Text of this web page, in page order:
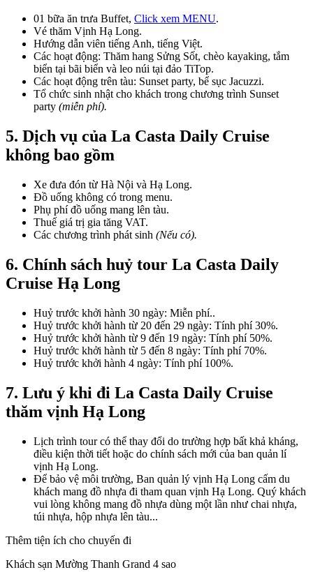
01 bữa ăn trưa Buffet, Click xem MENU.
Vé thăm Vịnh Hạ Long.
Hướng dẫn viên tiếng Anh, tiếng Việt.
Các hoạt động: Thăm hang Sửng Sốt, chèo kayaking, tắm
biển tại bãi biển và leo núi tại đảo TiTop.
Các hoạt động trên tàu: Sunset party, bể sục Jacuzzi.
Tổ chức sinh nhật cho khách trong chương trình Sunset
party (miễn phí).
5. Dịch vụ của La Casta Daily Cruise
không bao gồm
Xe đưa đón từ Hà Nội và Hạ Long.
Đồ uống không có trong menu.
Phụ phí đồ uống mang lên tàu.
Thuế giá trị gia tăng VAT.
Các chương trình phát sinh (Nếu có).
6. Chính sách huỷ tour La Casta Daily
Cruise Hạ Long
Huỷ trước khởi hành 30 ngày: Miễn phí..
Huỷ trước khởi hành từ 20 đến 29 ngày: Tính phí 30%.
Huỷ trước khởi hành từ 9 đến 19 ngày: Tính phí 50%.
Huỷ trước khởi hành từ 5 đến 8 ngày: Tính phí 70%.
Huỷ trước khởi hành 4 ngày: Tính phí 100%.
7. Lưu ý khi đi La Casta Daily Cruise
thăm vịnh Hạ Long
Lịch trình tour có thể thay đổi do trường hợp bất khả kháng,
điều kiện thời tiết hoặc do chính sách mới của ban quản lí
vịnh Hạ Long.
Để bảo vệ môi trường, Ban quản lý vịnh Hạ Long cấm du
khách mang đồ nhựa đi tham quan vịnh Hạ Long. Quý khách
vui lòng không mang đồ nhựa dùng một lần như chai nhựa,
túi nhựa, hộp nhựa lên tàu...
Thêm tiện ích cho chuyến đi
Khách sạn Mường Thanh Grand 4 sao